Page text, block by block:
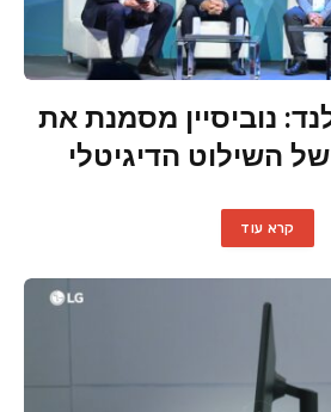
נוביסיין מסמנת את
של השילוט הדיגיטלי
קרא עוד